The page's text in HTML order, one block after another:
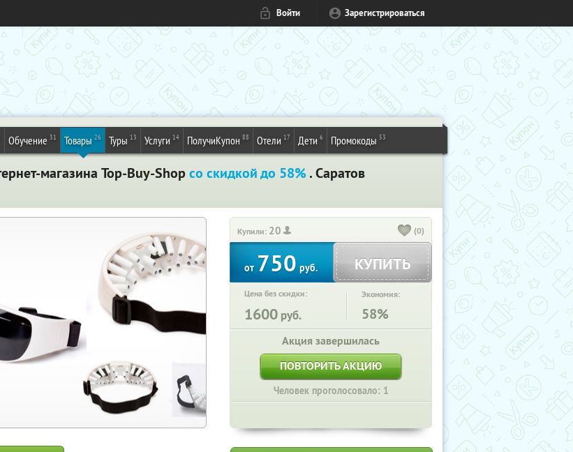
Войти Зарегистрироваться
Обучение 31 Товары 26 Туры 13 Услуги 14 ПолучиКупон 88 Отели 17 Дети 6 Промокоды 53
магазина Top-Buy-Shopсо скидкой до 58%. Саратов
Купили: 20 (0)
от750руб. КУПИТЬ
Цена без скидки:
1600 руб.
Экономия:
58%
Акция завершилась
ПОВТОРИТЬ АКЦИЮ
Человек проголосовало: 1